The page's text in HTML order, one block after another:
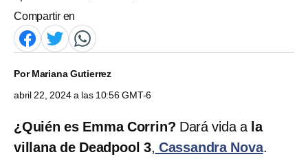
Compartir en
PorMariana Gutierrez
abril 22, 2024 a las 10:56 GMT-6
¿Quién es Emma Corrin? Dará vida a la
villana de Deadpool 3, Cassandra Nova.